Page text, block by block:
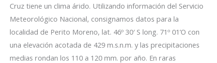
Cruz tiene un clima árido. Utilizando información del Servicio
Meteorológico Nacional, consignamos datos para la
localidad de Perito Moreno, lat. 46º 30′ S long. 71º 01’O con
una elevación acotada de 429 m.s.n.m. y las precipitaciones
medias rondan los 110 a 120 mm. por año. En raras